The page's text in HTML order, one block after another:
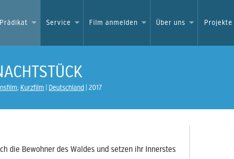
Service Film anmelden Über uns Projekte
; Kurzfilm Deutschland 2017
die Bewohner des Waldes und setzen ihr Innerstes